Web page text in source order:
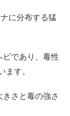
に分布する猛
であり、毒性
す。
さと毒の強さ